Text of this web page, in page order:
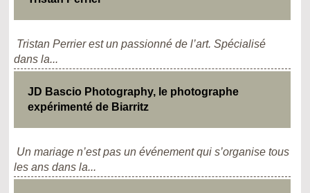
Tristan Perrier est un passionné de l’art. Spécialisé
dans la...
JD Bascio Photography, le photographe
expérimenté de Biarritz
Un mariage n’est pas un événement qui s’organise tous
les ans dans la...